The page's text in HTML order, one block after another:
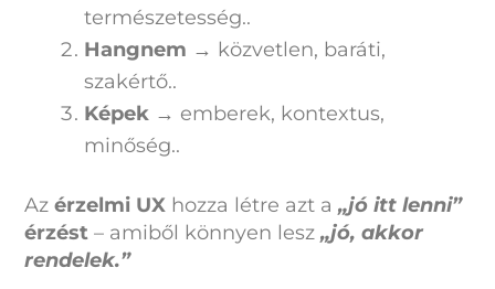
természetesség..
Hangnem → közvetlen, baráti,
szakértő..
Képek → emberek, kontextus,
minőség..
Azérzelmi UX hozza létre azt a„jó itt lenni”
érzést– amiből könnyen lesz„jó, akkor
rendelek.”